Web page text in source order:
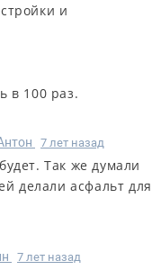
и
в 100 раз.
7 лет назад
Так же думали
делали асфальт для
7 лет назад